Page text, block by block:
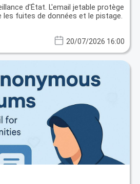
d'État. L'email jetable protège
les fuites de données et le pistage.
20/07/2026 16:00